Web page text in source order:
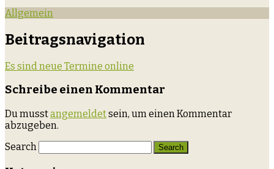
Allgemein
Beitragsnavigation
Es sind neue Termine online
Schreibe einen Kommentar
Du musstangemeldetsein, um einen Kommentar
abzugeben.
Search